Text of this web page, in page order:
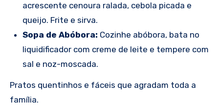
acrescente cenoura ralada, cebola picada e
queijo. Frite e sirva.
Sopa de Abóbora: Cozinhe abóbora, bata no
liquidificador com creme de leite e tempere com
sal e noz-moscada.
Pratos quentinhos e fáceis que agradam toda a
família.